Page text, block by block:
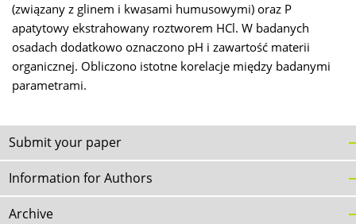
(związany z glinem i kwasami humusowymi) oraz P
apatytowy ekstrahowany roztworem HCl. W badanych
osadach dodatkowo oznaczono pH i zawartość materii
organicznej. Obliczono istotne korelacje między badanymi
parametrami.
Submit your paper
Information for Authors
Archive